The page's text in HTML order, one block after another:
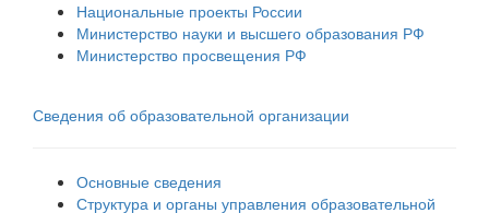
Национальные проекты России
Министерство науки и высшего образования РФ
Министерство просвещения РФ
Сведения об образовательной организации
Основные сведения
Структура и органы управления образовательной